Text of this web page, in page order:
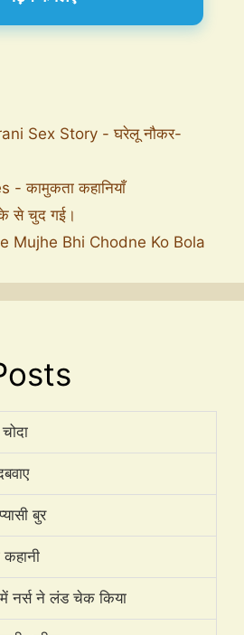
Sex Story - घरेलू नौकर-
कामुकता कहानियाँ
से चुद गई।
Mujhe Bhi Chodne Ko Bola
बुर
नर्स ने लंड चेक किया